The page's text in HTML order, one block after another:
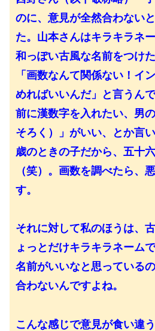
のに、意見が全然合わない
た。山本さんはキラキラネ
和っぽい古風な名前をつけ
「画数なんて関係ない！イ
めればいいんだ」と言うん
前に漢数字を入れたい、男
そろく）」がいい、とか言
歳のときの子だから、五十
（笑）。画数を調べたら、
す。
それに対して私のほうは、
ょっとだけキラキラネーム
名前がいいなと思っている
合わないんですよね。
こんな感じで意見が食い違